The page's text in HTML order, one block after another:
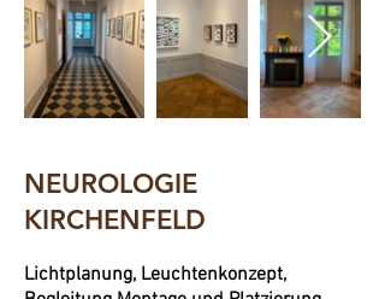
NEUROLOGIE
KIRCHENFELD
Lichtplanung, Leuchtenkonzept,